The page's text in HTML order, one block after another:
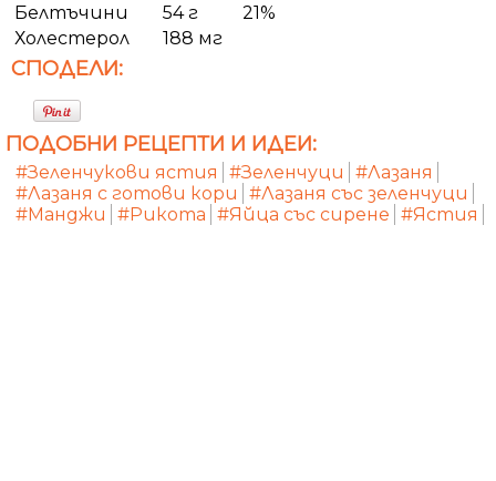
Белтъчини
54 г
21%
Холестерол
188 мг
СПОДЕЛИ:
ПОДОБНИ РЕЦЕПТИ И ИДЕИ:
#Зеленчукови ястия #Зеленчуци
#Лазаня
#Лазаня с готови кори
#Лазаня със зеленчуци
#Манджи
#Рикота #Яйца със сирене #Ястия